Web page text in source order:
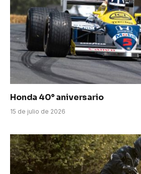
Honda 40° aniversario
15 de julio de 2026